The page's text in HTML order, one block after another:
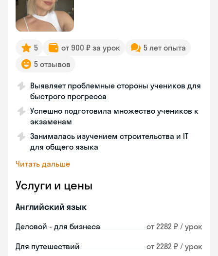
5 от 900 ₽ за урок
5 лет опыта
5 отзывов
Выявляет проблемные стороны учеников для
быстрого прогресса
Успешно подготовила множество учеников к
экзаменам
Занималась изучением строительства и IT
для общего языка
Читать дальше
Услуги и цены
Английский язык
Деловой - для бизнеса от 2282 ₽ / урок
Для путешествий от 2282 ₽ / урок